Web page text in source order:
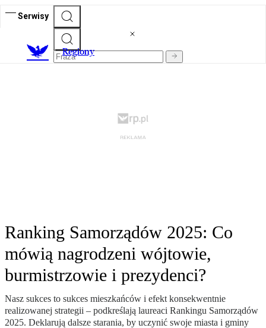
Serwisy
Regiony
Ranking Samorządów 2025: Co
mówią nagrodzeni wójtowie,
burmistrzowie i prezydenci?
Nasz sukces to sukces mieszkańców i efekt konsekwentnie
realizowanej strategii – podkreślają laureaci Rankingu Samorządów
2025. Deklarują dalsze starania, by uczynić swoje miasta i gminy